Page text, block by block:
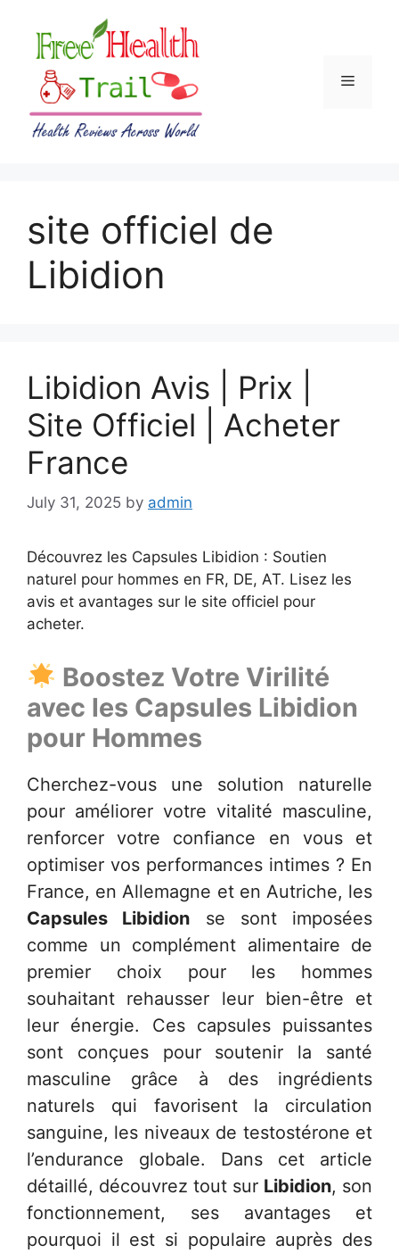
content
Menu
site officiel de
Libidion
Libidion Avis | Prix |
Site Officiel | Acheter
France
July 31, 2025 by admin
Découvrez les Capsules Libidion : Soutien
naturel pour hommes en FR, DE, AT. Lisez les
avis et avantages sur le site officiel pour
acheter.
Boostez Votre Virilité
avec les Capsules Libidion
pour Hommes
Cherchez-vous une solution naturelle
pour améliorer votre vitalité masculine,
renforcer votre confiance en vous et
optimiser vos performances intimes ? En
France, en Allemagne et en Autriche, les
Capsules Libidion se sont imposées
comme un complément alimentaire de
premier choix pour les hommes
souhaitant rehausser leur bien-être et
leur énergie. Ces capsules puissantes
sont conçues pour soutenir la santé
masculine grâce à des ingrédients
naturels qui favorisent la circulation
sanguine, les niveaux de testostérone et
l’endurance globale. Dans cet article
détaillé, découvrez tout sur Libidion, son
fonctionnement, ses avantages et
pourquoi il est si populaire auprès des